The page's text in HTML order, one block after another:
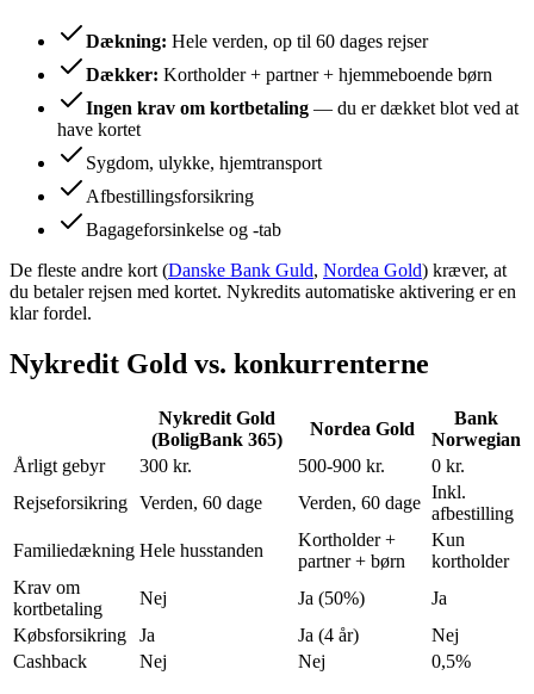
Dækning: Hele verden, op til 60 dages rejser
Dækker: Kortholder + partner + hjemmeboende børn
Ingen krav om kortbetaling — du er dækket blot ved at
have kortet
Sygdom, ulykke, hjemtransport
Afbestillingsforsikring
Bagageforsinkelse og -tab
De fleste andre kort (Danske Bank Guld, Nordea Gold) kræver, at
du betaler rejsen med kortet. Nykredits automatiske aktivering er en
klar fordel.
Nykredit Gold vs. konkurrenterne
Nykredit Gold
(BoligBank 365)
Nordea Gold
Bank
Norwegian
Årligt gebyr
300 kr. 500-900 kr.
0 kr.
Rejseforsikring Verden, 60 dage Verden, 60 dage
Inkl.
afbestilling
Familiedækning Hele husstanden
Kortholder +
partner + børn
Kun
kortholder
Krav om
kortbetaling
Nej Ja (50%)
Ja
Købsforsikring
Ja Ja (4 år)
Nej
Cashback
Nej Nej 0,5%